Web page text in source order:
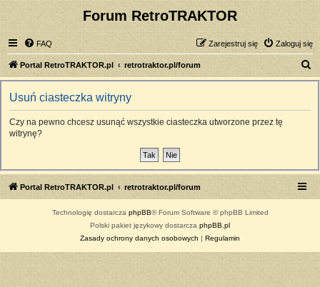
Forum RetroTRAKTOR
FAQ Zaloguj się
Zarejestruj się
Portal RetroTRAKTOR.pl retrotraktor.pl/forum
z
Usuń ciasteczka witryny
Czy na pewno chcesz usunąć wszystkie ciasteczka utworzone przez tę
witrynę?
Portal RetroTRAKTOR.pl retrotraktor.pl/forum
Technologię dostarcza phpBB® Forum Software © phpBB Limited
Polski pakiet językowy dostarcza phpBB.pl
Zasady ochrony danych osobowych | Regulamin